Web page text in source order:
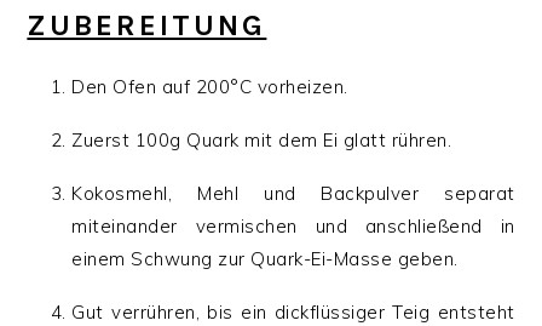
ZUBEREITUNG
Den Ofen auf 200°C vorheizen.
Zuerst 100g Quark mit dem Ei glatt rühren.
Kokosmehl, Mehl und Backpulver separat
miteinander vermischen und anschließend in
einem Schwung zur Quark-Ei-Masse geben.
Gut verrühren, bis ein dickflüssiger Teig entsteht